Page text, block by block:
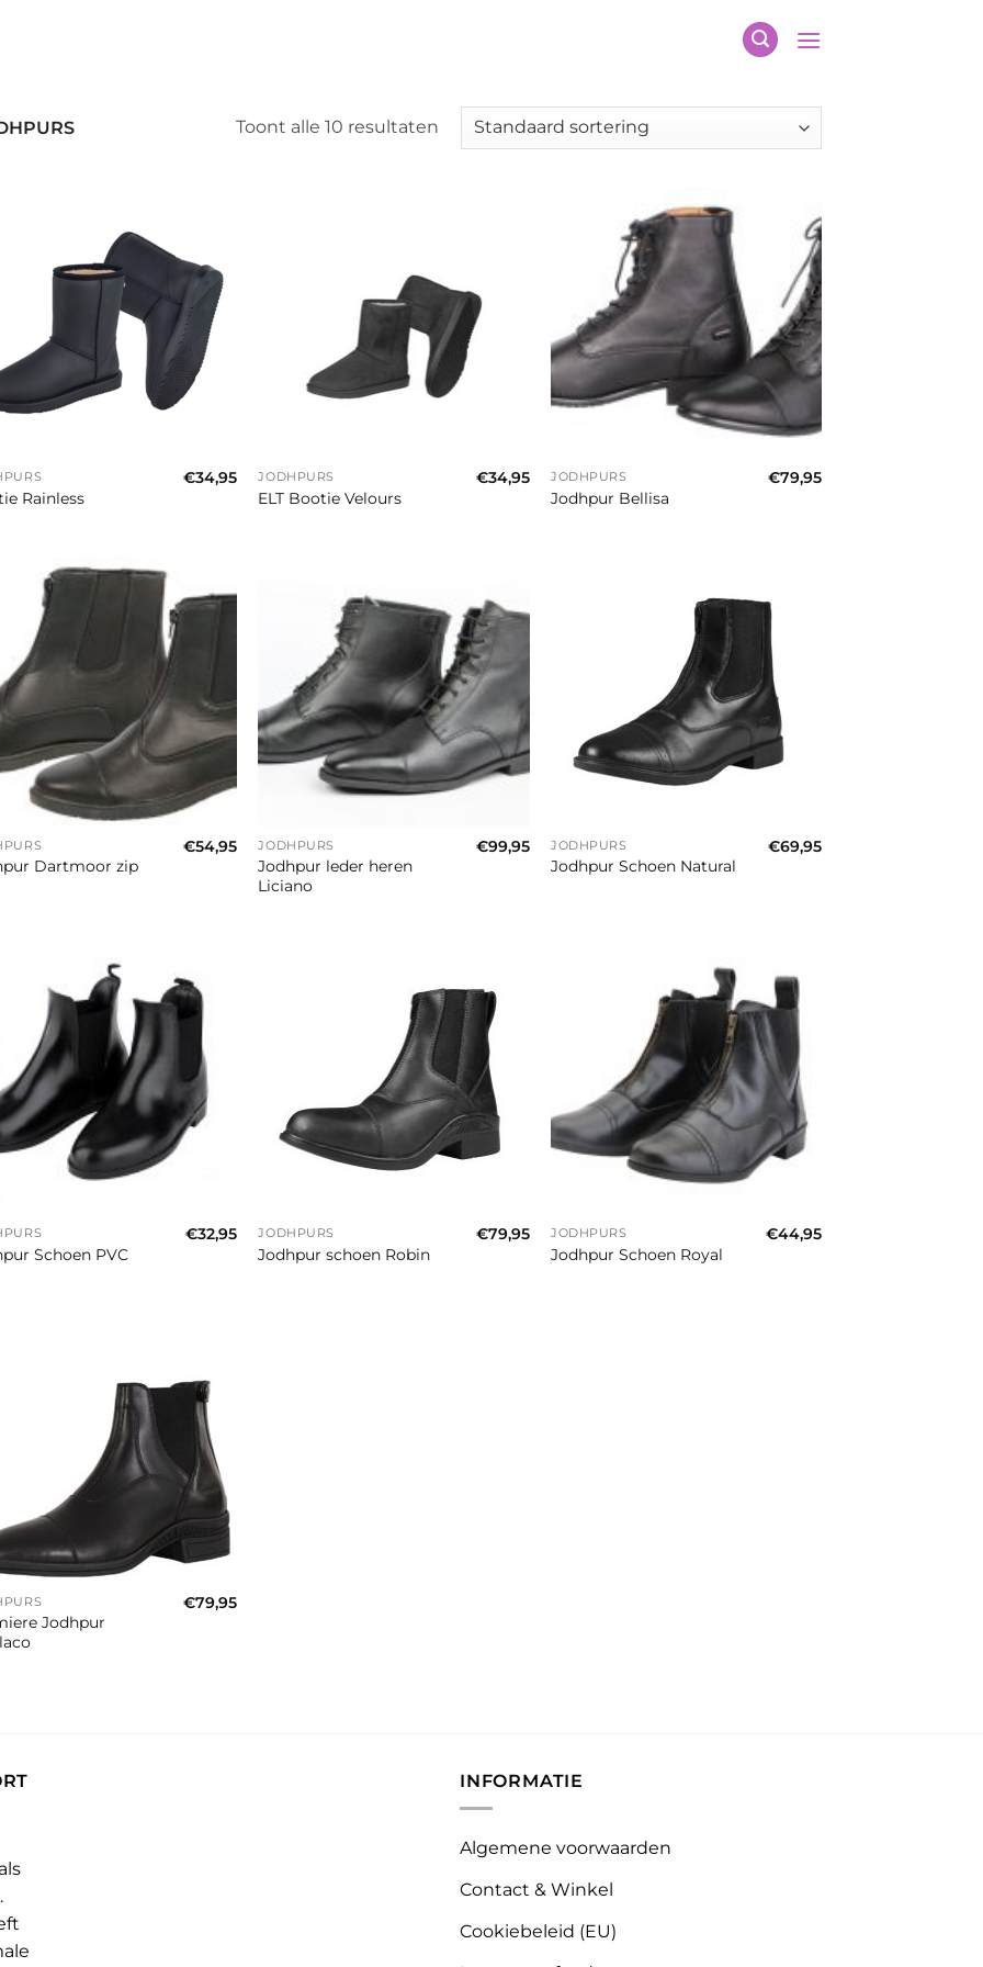
Toont alle 10 resultaten
Rainless
€34,95 JODHPURS
ELT Bootie Velours
€34,95 JODHPURS
Jodhpur Bellisa
€79,95
Dartmoor zip
€54,95 JODHPURS
Jodhpur leder heren
Liciano
€99,95 JODHPURS
Jodhpur Schoen Natural
€69,95
Schoen PVC
€32,95 JODHPURS
Jodhpur schoen Robin
€79,95 JODHPURS
Jodhpur Schoen Royal
€44,95
Jodhpur
€79,95
INFORMATIE
Algemene voorwaarden
Contact & Winkel
Cookiebeleid (EU)